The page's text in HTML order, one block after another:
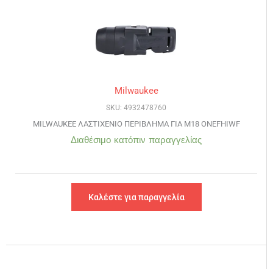
Milwaukee
SKU: 4932478760
MILWAUKEE ΛΑΣΤΙΧΕΝΙΟ ΠΕΡΙΒΛΗΜΑ ΓΙΑ M18 ONEFHIWF
Διαθέσιμο κατόπιν παραγγελίας
Καλέστε για παραγγελία